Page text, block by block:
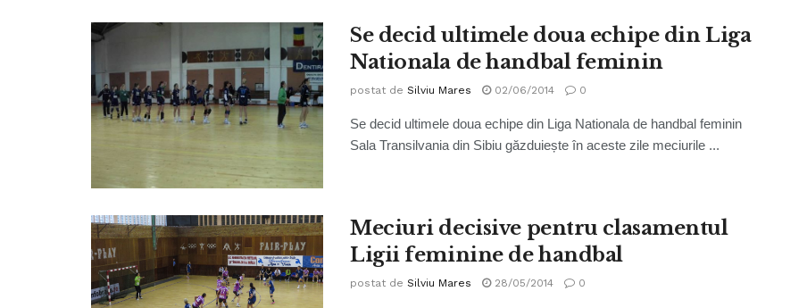
Se decid ultimele doua echipe din Liga
Nationala de handbal feminin
postat de Silviu Mares 02/06/2014 0
Se decid ultimele doua echipe din Liga Nationala de handbal feminin
Sala Transilvania din Sibiu găzduiește în aceste zile meciurile ...
Meciuri decisive pentru clasamentul
Ligii feminine de handbal
postat de Silviu Mares 28/05/2014 0